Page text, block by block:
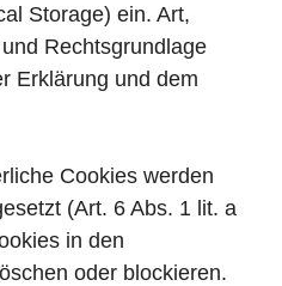
Storage) ein. Art,
Rechtsgrundlage
Erklärung und dem
Cookies werden
(Art. 6 Abs. 1 lit. a
in den
oder blockieren.